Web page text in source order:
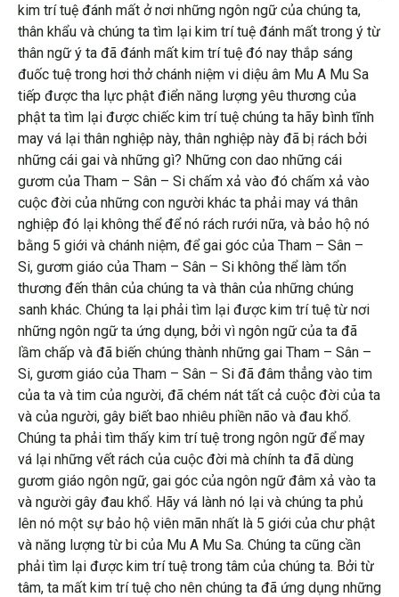
kim trí tuệ đánh mất ở nơi những ngôn ngữ của chúng ta,
thân khẩu và chúng ta tìm lại kim trí tuệ đánh mất trong ý từ
thân ngữ ý ta đã đánh mất kim trí tuệ đó nay thắp sáng
đuốc tuệ trong hơi thở chánh niệm vi diệu âm Mu A Mu Sa
tiếp được tha lực phật điển năng lượng yêu thương của
phật ta tìm lại được chiếc kim trí tuệ chúng ta hãy bình tĩnh
may vá lại thân nghiệp này, thân nghiệp này đã bị rách bởi
những cái gai và những gì? Những con dao những cái
gươm của Tham – Sân – Si chấm xả vào đó chấm xả vào
cuộc đời của những con người khác ta phải may vá thân
nghiệp đó lại không thể để nó rách rưới nữa, và bảo hộ nó
bằng 5 giới và chánh niệm, để gai góc của Tham – Sân –
Si, gươm giáo của Tham – Sân – Si không thể làm tổn
thương đến thân của chúng ta và thân của những chúng
sanh khác. Chúng ta lại phải tìm lại được kim trí tuệ từ nơi
những ngôn ngữ ta ứng dụng, bởi vì ngôn ngữ của ta đã
lầm chấp và đã biến chúng thành những gai Tham – Sân –
Si, gươm giáo của Tham – Sân – Si đã đâm thẳng vào tim
của ta và tim của người, đã chém nát tất cả cuộc đời của ta
và của người, gây biết bao nhiêu phiền não và đau khổ.
Chúng ta phải tìm thấy kim trí tuệ trong ngôn ngữ để may
vá lại những vết rách của cuộc đời mà chính ta đã dùng
gươm giáo ngôn ngữ, gai góc của ngôn ngữ đâm xả vào ta
và người gây đau khổ. Hãy vá lành nó lại và chúng ta phủ
lên nó một sự bảo hộ viên mãn nhất là 5 giới của chư phật
và năng lượng từ bi của Mu A Mu Sa. Chúng ta cũng cần
phải tìm lại được kim trí tuệ trong tâm của chúng ta. Bởi từ
tâm, ta mất kim trí tuệ cho nên chúng ta đã ứng dụng những